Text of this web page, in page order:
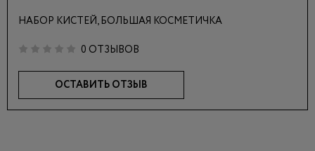
НАБОР КИСТЕЙ, БОЛЬШАЯ КОСМЕТИЧКА
0 ОТЗЫВОВ
ОСТАВИТЬ ОТЗЫВ